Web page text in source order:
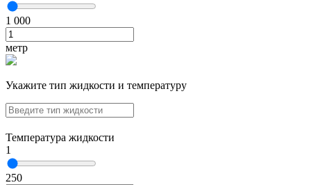
1 000
метр
Укажите тип жидкости и температуру
Температура жидкости
1
250